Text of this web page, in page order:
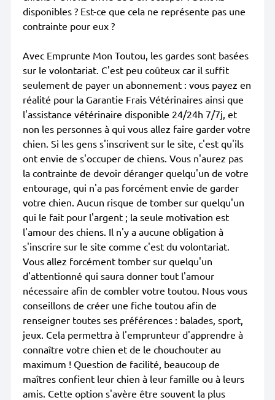
disponibles ? Est-ce que cela ne représente pas une
contrainte pour eux ?
Avec Emprunte Mon Toutou, les gardes sont basées
sur le volontariat. C'est peu coûteux car il suffit
seulement de payer un abonnement : vous payez en
réalité pour la Garantie Frais Vétérinaires ainsi que
l'assistance vétérinaire disponible 24/24h 7/7j, et
non les personnes à qui vous allez faire garder votre
chien. Si les gens s'inscrivent sur le site, c'est qu'ils
ont envie de s'occuper de chiens. Vous n'aurez pas
la contrainte de devoir déranger quelqu'un de votre
entourage, qui n'a pas forcément envie de garder
votre chien. Aucun risque de tomber sur quelqu'un
qui le fait pour l'argent ; la seule motivation est
l'amour des chiens. Il n'y a aucune obligation à
s'inscrire sur le site comme c'est du volontariat.
Vous allez forcément tomber sur quelqu'un
d'attentionné qui saura donner tout l'amour
nécessaire afin de combler votre toutou. Nous vous
conseillons de créer une fiche toutou afin de
renseigner toutes ses préférences : balades, sport,
jeux. Cela permettra à l'emprunteur d'apprendre à
connaître votre chien et de le chouchouter au
maximum ! Question de facilité, beaucoup de
maîtres confient leur chien à leur famille ou à leurs
amis. Cette option s'avère être souvent la plus